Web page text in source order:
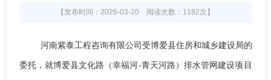
【发布时间：2026-03-20 阅读次数：1182次】
河南紫泰工程咨询有限公司 受博爱县住房和城乡建设局的
委托，就博爱县文化路（幸福河-青天河路）排水管网建设项目